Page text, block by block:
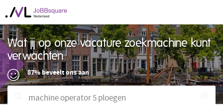
Wat jij op onze vacature zoekmachine kunt
verwachten
87% beveelt ons aan